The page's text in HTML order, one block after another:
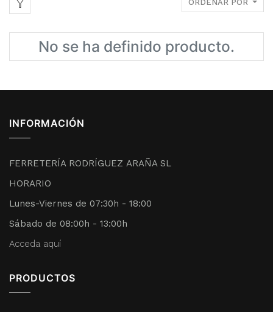
ORDENAR POR
No se ha definido producto.
INFORMACIÓN
FERRETERÍA RODRÍGUEZ ARAÑA SL
HORARIO
Lunes-Viernes de 07:30h - 18:00
Sábado de 08:00h - 13:00h
Acceda aquí
PRODUCTOS